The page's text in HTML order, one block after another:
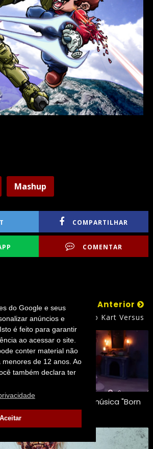
do Google e seus
anúncios e
é feito para garantir
ao acessar o site.
conter material não
de 12 anos. Ao
também declara ter
Aceitar
Mashup
COMPARTILHAR
COMENTAR
Anterior
Mario Kart Versus
de terror para a música "Born